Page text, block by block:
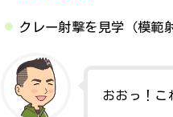
クレー射撃を見学（模範
おおっ！こ